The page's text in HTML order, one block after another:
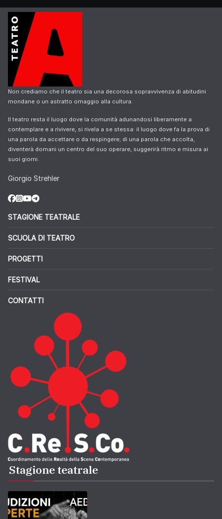
Non crediamo che il teatro sia una decorosa sopravvivenza di abitudini
mondane o un astratto omaggio alla cultura.
Il teatro resta il luogo dove la comunità adunandosi liberamente a
contemplare e a rivivere, si rivela a se stessa: il luogo dove fa la prova di
una parola da accettare o da respingere; di una parola che accolta,
diventerà domani un centro del suo operare, suggerirà ritmo e misura ai
suoi giorni.
Giorgio Strehler
STAGIONE TEATRALE
SCUOLA DI TEATRO
PROGETTI
FESTIVAL
CONTATTI
Stagione teatrale